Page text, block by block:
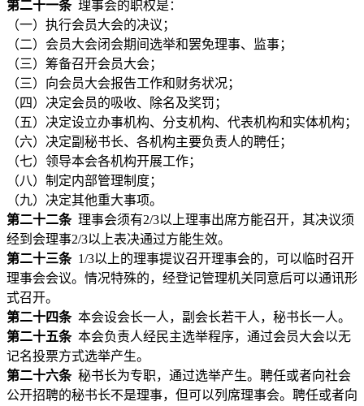
第二十一条理事会的职权是：
（一）执行会员大会的决议；
（二）会员大会闭会期间选举和罢免理事、监事；
（三）筹备召开会员大会；
（三）向会员大会报告工作和财务状况；
（四）决定会员的吸收、除名及奖罚；
（五）决定设立办事机构、分支机构、代表机构和实体机构；
（六）决定副秘书长、各机构主要负责人的聘任；
（七）领导本会各机构开展工作；
（八）制定内部管理制度；
（九）决定其他重大事项。
第二十二条理事会须有2/3以上理事出席方能召开，其决议须
经到会理事2/3以上表决通过方能生效。
第二十三条1/3以上的理事提议召开理事会的，可以临时召开
理事会会议。情况特殊的，经登记管理机关同意后可以通讯形
式召开。
第二十四条 本会设会长一人，副会长若干人，秘书长一人。
第二十五条 本会负责人经民主选举程序，通过会员大会以无
记名投票方式选举产生。
第二十六条 秘书长为专职，通过选举产生。聘任或者向社会
公开招聘的秘书长不是理事，但可以列席理事会。聘任或者向